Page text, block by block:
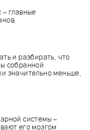
главные
и разбирать, что
собранной
значительно меньше,
системы –
его мозгом